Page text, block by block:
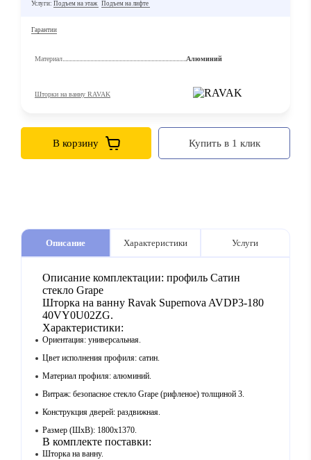
Услуги: Подъем на этаж Подъем на лифте
Гарантии
Материал Алюминий
Шторки на ванну RAVAK
В корзину Купить в 1 клик
Описание Характеристики Услуги
Описание комплектации: профиль Сатин
стекло Grape
Шторка на ванну Ravak Supernova AVDP3-180
40VY0U02ZG.
Характеристики:
Ориентация: универсальная.
Цвет исполнения профиля: сатин.
Материал профиля: алюминий.
Витраж: безопасное стекло Grape (рифленое) толщиной 3.
Конструкция дверей: раздвижная.
Размер (ШхВ): 1800х1370.
В комплекте поставки:
Шторка на ванну.